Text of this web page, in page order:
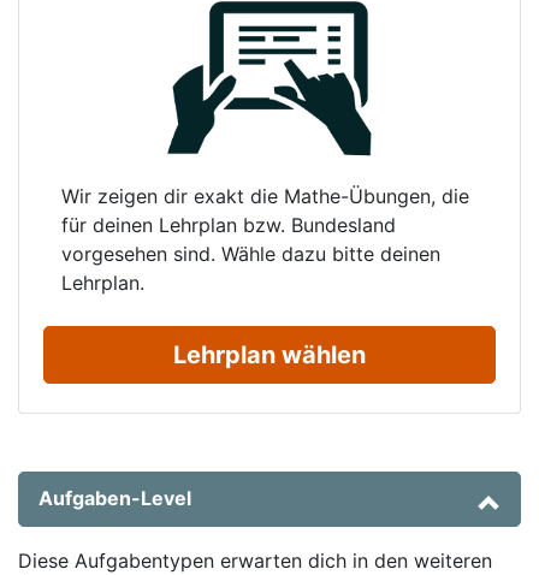
Wir zeigen dir exakt die Mathe-Übungen, die
für deinen Lehrplan bzw. Bundesland
vorgesehen sind. Wähle dazu bitte deinen
Lehrplan.
Lehrplan wählen
Aufgaben-Level
Diese Aufgabentypen erwarten dich in den weiteren